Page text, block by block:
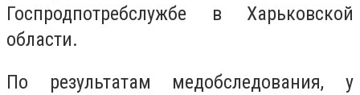
Госпродпотребслужбе в Харьковской
области.
По результатам медобследования, у